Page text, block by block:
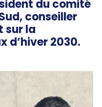
du comité
conseiller
sur la
d’hiver 2030.